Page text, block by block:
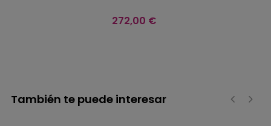
Precio
272,00 €
También te puede interesar